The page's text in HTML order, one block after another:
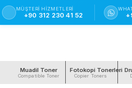
MÜŞTERI HIZMETLERI
+90 312 230 41 52
Muadil Toner
Compatible Toner
Fotokopi Tonerleri
Copier Toners